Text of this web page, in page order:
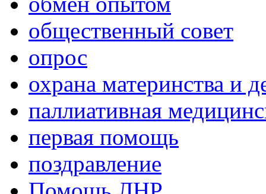
общественный совет
опрос
охрана материнства и
паллиативная
первая помощь
поздравление